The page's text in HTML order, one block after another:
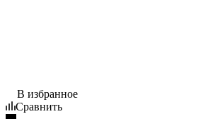
В избранное
Сравнить